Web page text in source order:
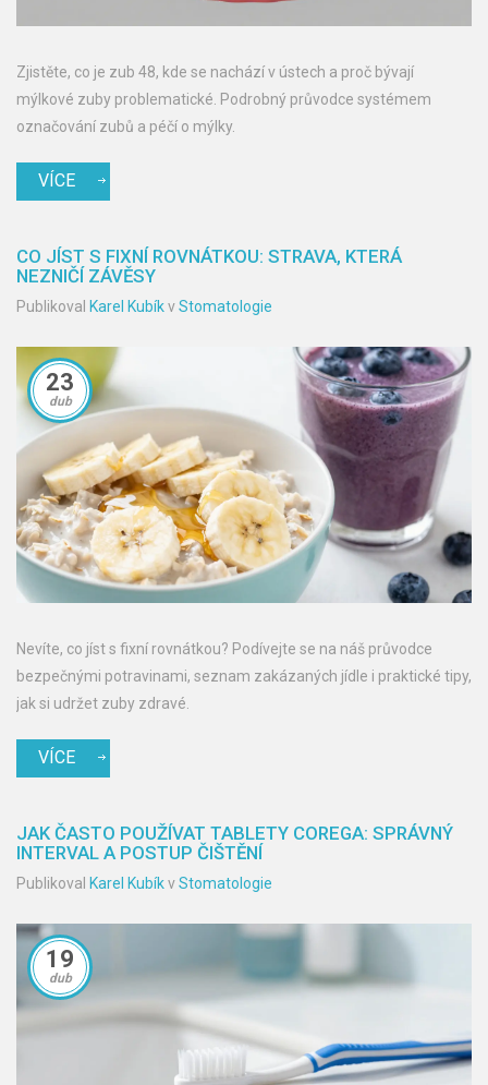
Zjistěte, co je zub 48, kde se nachází v ústech a proč bývají
mýlkové zuby problematické. Podrobný průvodce systémem
označování zubů a péčí o mýlky.
VÍCE
CO JÍST S FIXNÍ ROVNÁTKOU: STRAVA, KTERÁ
NEZNIČÍ ZÁVĚSY
Publikoval Karel KubíkvStomatologie
23
dub
Nevíte, co jíst s fixní rovnátkou? Podívejte se na náš průvodce
bezpečnými potravinami, seznam zakázaných jídle i praktické tipy,
jak si udržet zuby zdravé.
VÍCE
JAK ČASTO POUŽÍVAT TABLETY COREGA: SPRÁVNÝ
INTERVAL A POSTUP ČIŠTĚNÍ
Publikoval Karel KubíkvStomatologie
19
dub